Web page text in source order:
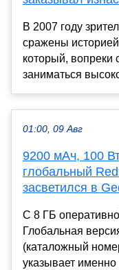
В 2007 году
сражены
который, вопреки
заниматься
01:00, 09 Авг
9200 мАч, 100
глобальный
засветился в
С 8 ГБ
Глобальная
(каталожный
указывает